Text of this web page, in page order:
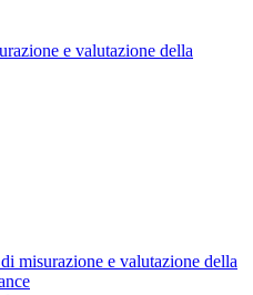
e valutazione della
misurazione e valutazione della